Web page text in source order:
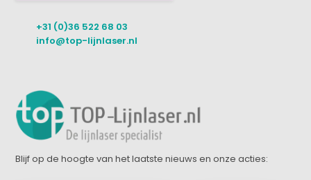
+31 (0)36 522 68 03
info@top-lijnlaser.nl
Blijf op de hoogte van het laatste nieuws en onze acties: